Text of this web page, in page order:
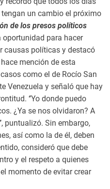
un cambio el próximo
de los presos políticos
oportunidad para hacer
causas políticas y destacó
mención de esta
como el de Rocío San
Venezuela y señaló que hay
‘’Yo donde puedo
¿Ya se nos olvidaron? A
puntualizó. Sin embargo,
así como la de él, deben
consideró que debe
y el respeto a quienes
momento de evitar crear